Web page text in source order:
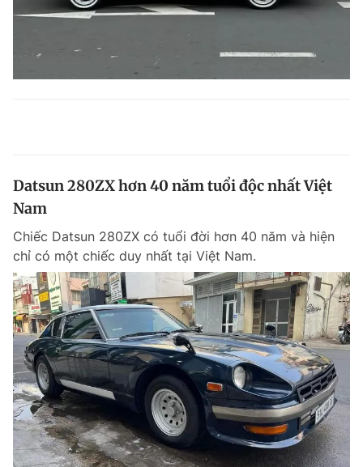
Datsun 280ZX hơn 40 năm tuổi độc nhất Việt
Nam
Chiếc Datsun 280ZX có tuổi đời hơn 40 năm và hiện
chỉ có một chiếc duy nhất tại Việt Nam.